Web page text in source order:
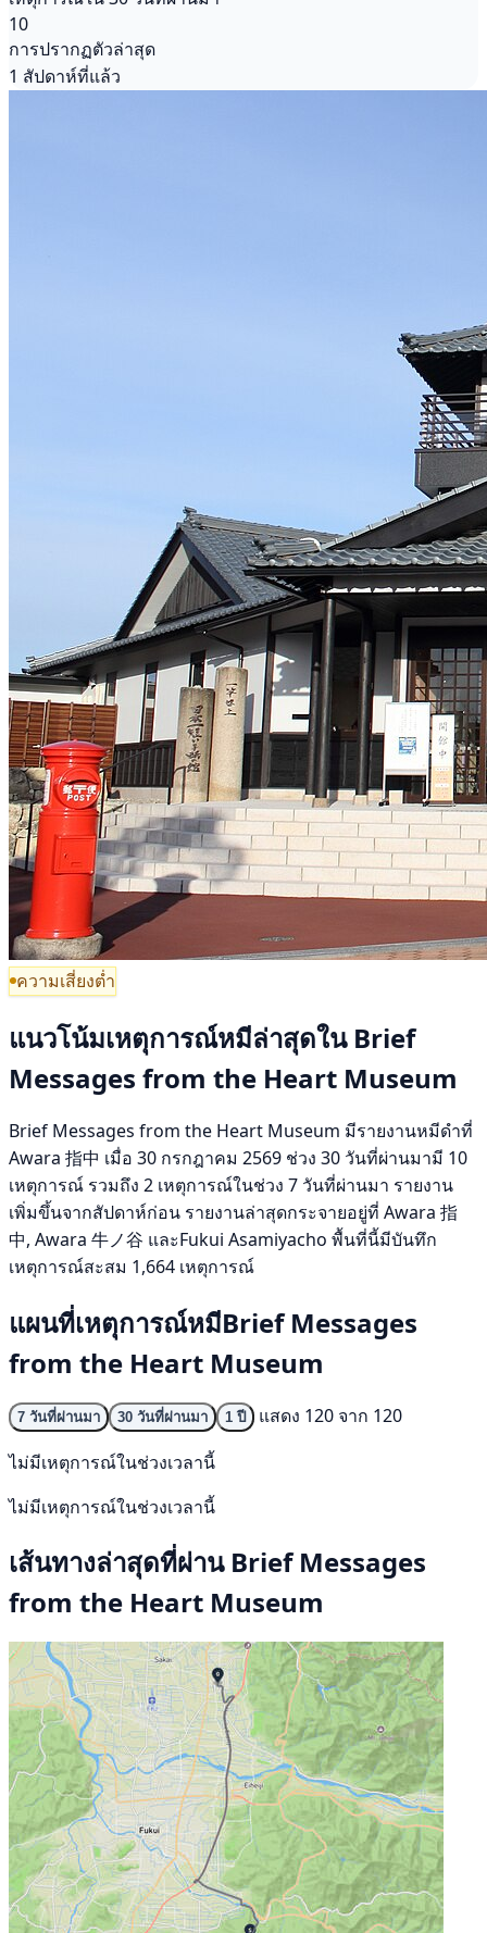
10
การปรากฏตัวล่าสุด
1 สัปดาห์ที่แล้ว
ความเสี่ยงต่ำ
แนวโน้มเหตุการณ์หมีล่าสุดใน Brief
Messages from the Heart Museum
Brief Messages from the Heart Museum มีรายงานหมีดำที่
Awara 指中 เมื่อ 30 กรกฎาคม 2569 ช่วง 30 วันที่ผ่านมามี 10
เหตุการณ์ รวมถึง 2 เหตุการณ์ในช่วง 7 วันที่ผ่านมา รายงาน
เพิ่มขึ้นจากสัปดาห์ก่อน รายงานล่าสุดกระจายอยู่ที่ Awara 指
中, Awara 牛ノ谷 และFukui Asamiyacho พื้นที่นี้มีบันทึก
เหตุการณ์สะสม 1,664 เหตุการณ์
แผนที่เหตุการณ์หมีBrief Messages
from the Heart Museum
7 วันที่ผ่านมา 30 วันที่ผ่านมา 1 ปี
แสดง 120 จาก 120
ไม่มีเหตุการณ์ในช่วงเวลานี้
ไม่มีเหตุการณ์ในช่วงเวลานี้
เส้นทางล่าสุดที่ผ่าน Brief Messages
from the Heart Museum